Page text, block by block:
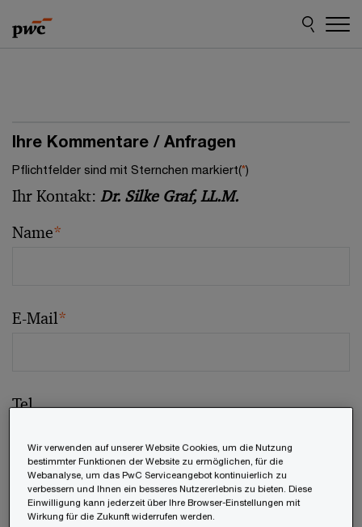
to
content
to
footer
Ihre Kommentare / Anfragen
Pflichtfelder sind mit Sternchen markiert(*)
Ihr Kontakt: Dr. Silke Graf, LL.M.
Name*
E-Mail*
Tel.
Unternehmen
Wir verwenden auf unserer Website Cookies, um die Nutzung
bestimmter Funktionen der Website zu ermöglichen, für die
Webanalyse, um das PwC Serviceangebot kontinuierlich zu
verbessern und Ihnen ein besseres Nutzererlebnis zu bieten. Diese
Einwilligung kann jederzeit über Ihre Browser-Einstellungen mit
Wirkung für die Zukunft widerrufen werden.